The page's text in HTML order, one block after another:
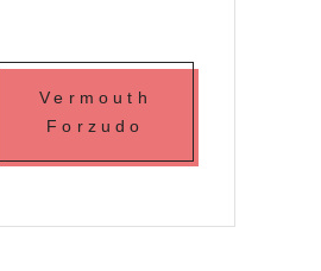
Vermouth
Forzudo